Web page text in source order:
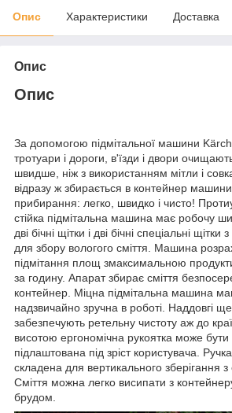
Опис Характеристики Доставка
Опис
Опис
За допомогою підмітальної машини
тротуари і дороги, в'їзди і двори
швидше, ніж з використанням мітли і
відразу ж збирається в контейнер
прибирання: легко, швидко і чисто!
стійка підмітальна машина має робочу
дві бічні щітки і дві бічні спеціальні
для збору вологого сміття. Машина
підмітання площ змаксимальною
за годину. Апарат збирає сміття
контейнер. Міцна підмітальна машина
надзвичайно зручна в роботі. Наддовгі
забезпечують ретельну чистоту аж до
висотою ергономічна рукоятка може
підлаштована під зріст користувача.
складена для вертикального зберігання
Сміття можна легко висипати з
брудом.